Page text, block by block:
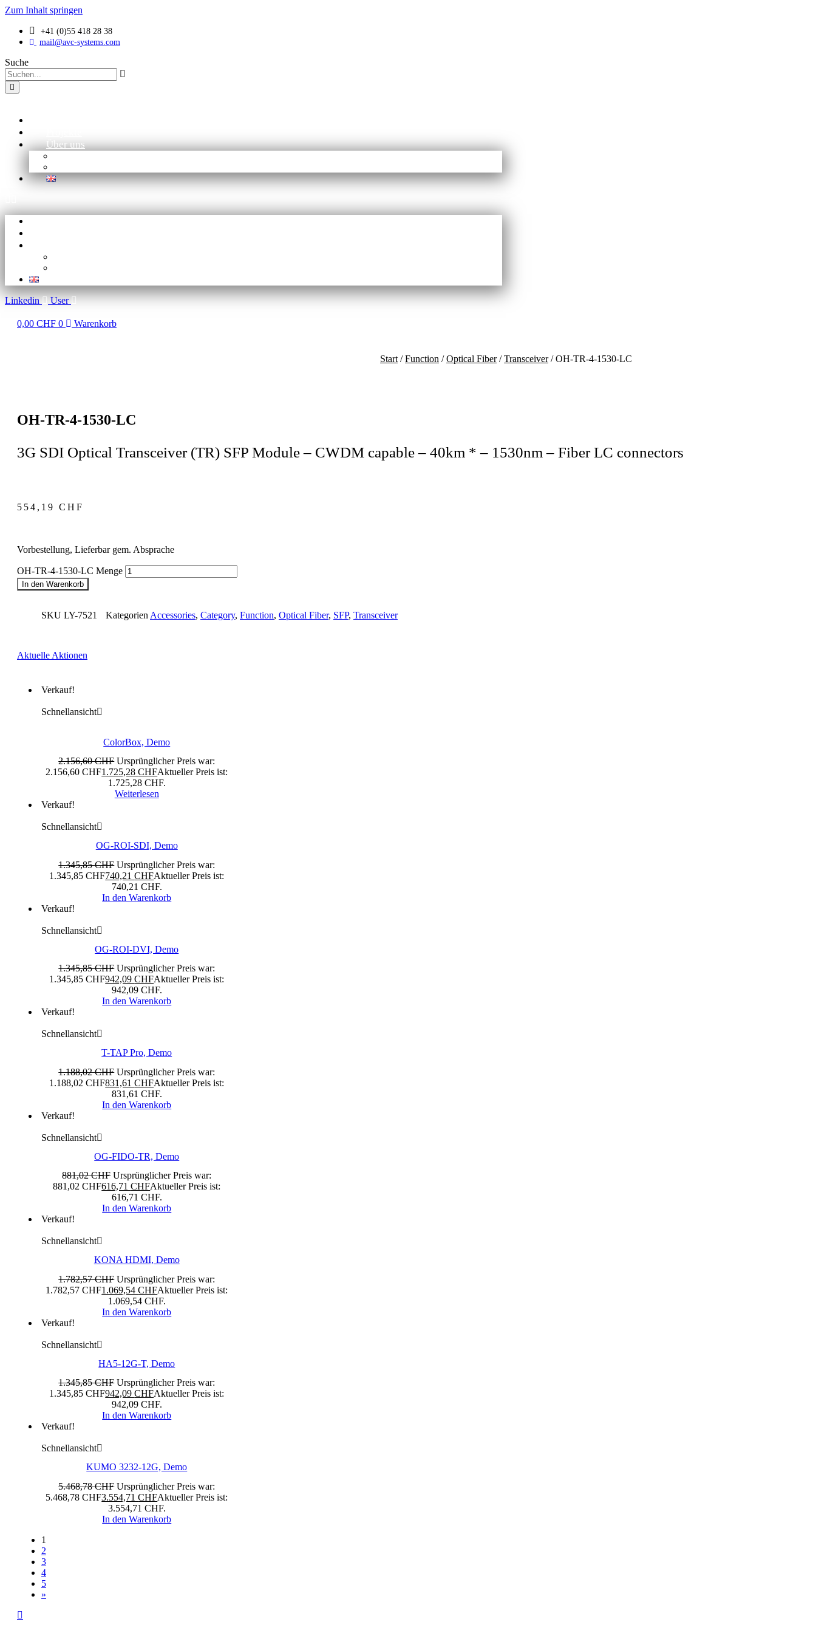
Zum Inhalt springen
+41 (0)55 418 28 38
mail@avc-systems.com
Suche
Über uns
Linkedin User
0,00 CHF 0 Warenkorb
Start /Function /Optical Fiber/Transceiver/ OH-TR-4-1530-LC
OH-TR-4-1530-LC
3G SDI Optical Transceiver (TR) SFP Module – CWDM capable – 40km * – 1530nm – Fiber LC connectors
554,19 CHF
Vorbestellung, Lieferbar gem. Absprache
OH-TR-4-1530-LC Menge
In den Warenkorb
SKU LY-7521 Kategorien Accessories, Category, Function, Optical Fiber, SFP, Transceiver
Aktuelle Aktionen
Verkauf!
Schnellansicht
ColorBox, Demo
2.156,60CHF Ursprünglicher Preis war:
2.156,60 CHF1.725,28CHFAktueller Preis ist:
1.725,28 CHF.
Weiterlesen
Verkauf!
Schnellansicht
OG-ROI-SDI, Demo
1.345,85CHF Ursprünglicher Preis war:
1.345,85 CHF740,21CHFAktueller Preis ist:
740,21 CHF.
In den Warenkorb
Verkauf!
Schnellansicht
OG-ROI-DVI, Demo
1.345,85CHF Ursprünglicher Preis war:
1.345,85 CHF942,09CHFAktueller Preis ist:
942,09 CHF.
In den Warenkorb
Verkauf!
Schnellansicht
T-TAP Pro, Demo
1.188,02CHF Ursprünglicher Preis war:
1.188,02 CHF831,61CHFAktueller Preis ist:
831,61 CHF.
In den Warenkorb
Verkauf!
Schnellansicht
OG-FIDO-TR, Demo
881,02CHF Ursprünglicher Preis war:
881,02 CHF616,71CHFAktueller Preis ist:
616,71 CHF.
In den Warenkorb
Verkauf!
Schnellansicht
KONA HDMI, Demo
1.782,57CHF Ursprünglicher Preis war:
1.782,57 CHF1.069,54CHFAktueller Preis ist:
1.069,54 CHF.
In den Warenkorb
Verkauf!
Schnellansicht
HA5-12G-T, Demo
1.345,85CHF Ursprünglicher Preis war:
1.345,85 CHF942,09CHFAktueller Preis ist:
942,09 CHF.
In den Warenkorb
Verkauf!
Schnellansicht
KUMO 3232-12G, Demo
5.468,78CHF Ursprünglicher Preis war:
5.468,78 CHF3.554,71CHFAktueller Preis ist:
3.554,71 CHF.
In den Warenkorb
1
2
3
4
5
»